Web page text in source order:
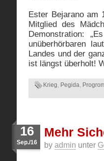
Ester Bejarano am
Mitglied des
Demonstration:
unüberhörbaren
Landes und der
ist längst überholt!
Krieg, Pegida,
16
Sep./16
Mehr
by admin unter